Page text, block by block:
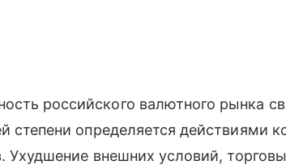
российского валютного рынка
степени определяется действиями
Ухудшение внешних условий,